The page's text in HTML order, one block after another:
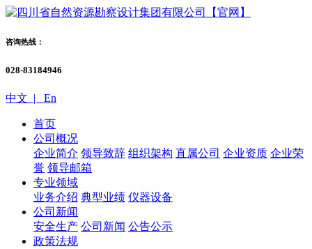
咨询热线：
028-83184946
中文 | En
首页
公司概况
企业简介 领导致辞 组织架构 直属公司 企业资质 企业荣
誉 领导邮箱
专业领域
业务介绍 典型业绩 仪器设备
公司新闻
安全生产 公司新闻 公告公示
政策法规